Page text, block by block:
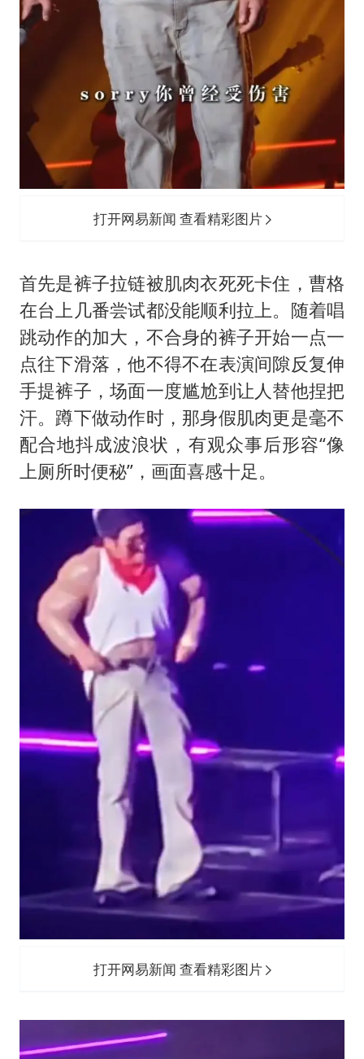
打开网易新闻 查看精彩图片
首先是裤子拉链被肌肉衣死死卡住，曹格
在台上几番尝试都没能顺利拉上。随着唱
跳动作的加大，不合身的裤子开始一点一
点往下滑落，他不得不在表演间隙反复伸
手提裤子，场面一度尴尬到让人替他捏把
汗。蹲下做动作时，那身假肌肉更是毫不
配合地抖成波浪状，有观众事后形容“像
上厕所时便秘”，画面喜感十足。
打开网易新闻 查看精彩图片